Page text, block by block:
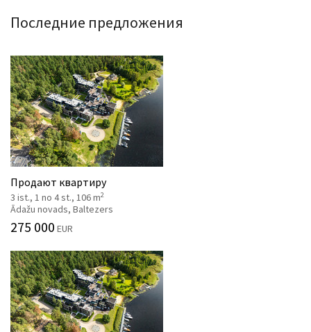
Последние предложения
Продают квартиру
3 ist., 1 no 4 st., 106 m2
Ādažu novads, Baltezers
275 000 EUR